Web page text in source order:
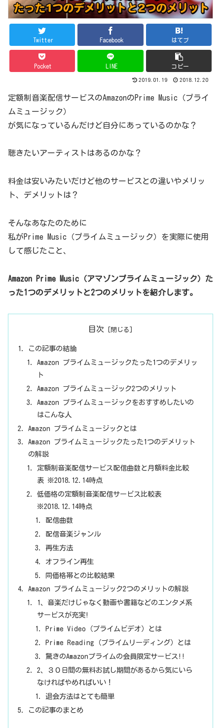
Twitter Facebook はてブ
Pocket LINE コピー
2019.01.19 2018.12.20
定額制音楽配信サービスのAmazonのPrime Music（プライ
ムミュージック）
が気になっているんだけど自分にあっているのかな？
聴きたいアーティストはあるのかな？
料金は安いみたいだけど他のサービスとの違いやメリッ
ト、デメリットは？
そんなあなたのために
私がPrime Music（プライムミュージック）を実際に使用
して感じたこと、
Amazon Prime Music（アマゾンプライムミュージック）た
った1つのデメリットと2つのメリットを紹介します。
目次
この記事の結論
Amazon プライムミュージックたった1つのデメリッ
ト
Amazon プライムミュージック2つのメリット
Amazon プライムミュージックをおすすめしたいの
はこんな人
Amazon プライムミュージックとは
Amazon プライムミュージックたった1つのデメリット
の解説
定額制音楽配信サービス配信曲数と月額料金比較
表 ※2018.12.14時点
低価格の定額制音楽配信サービス比較表
※2018.12.14時点
配信曲数
配信音楽ジャンル
再生方法
オフライン再生
同価格帯との比較結果
Amazon プライムミュージック2つのメリットの解説
1、音楽だけじゃなく動画や書籍などのエンタメ系
サービスが充実!
Prime Video（プライムビデオ）とは
Prime Reading（プライムリーディング）とは
驚きのAmazonプライムの会員限定サービス!!
2、３０日間の無料お試し期間があるから気にいら
なければやめればいい！
退会方法はとても簡単
この記事のまとめ